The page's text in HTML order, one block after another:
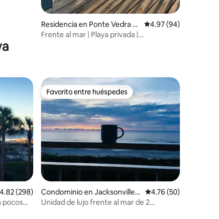
Residencia en Ponte Vedra B
each
Calificación
4.97 (94)
Frente al mar | Playa privada |
promedio: 4.82 de 5; 298 evaluaciones
4.82 (298)
pocos
Favorito entre huéspedes
Favorito entre huéspedes
Condominio en Jacksonville B
each
Calificación
4.76 (50)
Unidad de lujo frente al mar de 2